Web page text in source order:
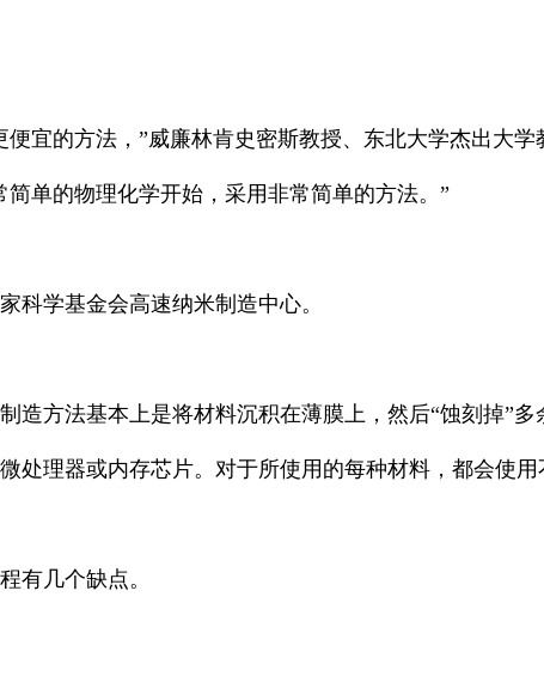
宜的方法，”威廉林肯史密斯教授、东北大学杰出大学
简单的物理化学开始，采用非常简单的方法。”
科学基金会高速纳米制造中心。
造方法基本上是将材料沉积在薄膜上，然后“蚀刻掉”
处理器或内存芯片。对于所使用的每种材料，都会使用
有几个缺点。